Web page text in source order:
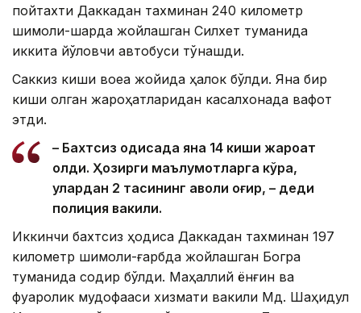
пойтахти Даккадан тахминан 240 километр
шимоли-шарқда жойлашган Силхет туманида
иккита йўловчи автобуси тўқнашди.
Саккиз киши воқеа жойида ҳалок бўлди. Яна бир
киши олган жароҳатларидан касалхонада вафот
этди.
– Бахтсиз ҳодисада яна 14 киши жароҳат
олди. Ҳозирги маълумотларга кўра,
улардан 2 тасининг аҳволи оғир, – деди
полиция вакили.
Иккинчи бахтсиз ҳодиса Даккадан тахминан 197
километр шимоли-ғарбда жойлашган Богра
туманида содир бўлди. Маҳаллий ёнғин ва
фуқаролик мудофааси хизмати вакили Мд. Шаҳидул